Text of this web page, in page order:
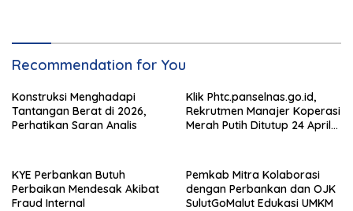
Recommendation for You
Konstruksi Menghadapi
Tantangan Berat di 2026,
Perhatikan Saran Analis
Klik Phtc.panselnas.go.id,
Rekrutmen Manajer Koperasi
Merah Putih Ditutup 24 April
KYE Perbankan Butuh
Perbaikan Mendesak Akibat
Fraud Internal
Pemkab Mitra Kolaborasi
dengan Perbankan dan OJK
SulutGoMalut Edukasi UMKM